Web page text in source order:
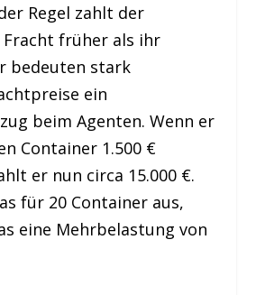
Regel zahlt der
Fracht früher als ihr
bedeuten stark
ein
beim Agenten. Wenn er
Container 1.500 €
er nun circa 15.000 €.
für 20 Container aus,
eine Mehrbelastung von